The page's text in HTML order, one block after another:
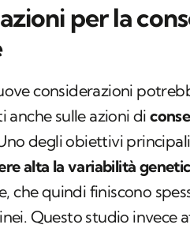
per la
considerazioni
anche sulle azioni di
degli obiettivi
alta la variabilità
che quindi finiscono
Questo studio invece